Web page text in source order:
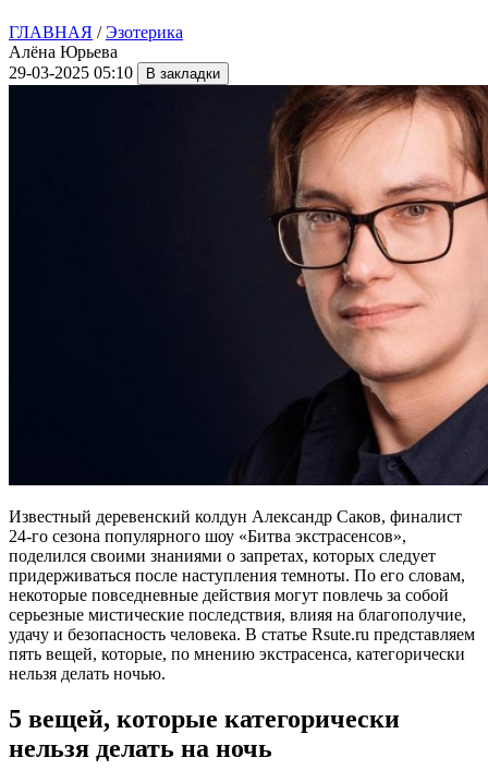
ГЛАВНАЯ /Эзотерика
Алёна Юрьева
29-03-2025 05:10
Известный деревенский колдун Александр Саков, финалист
24-го сезона популярного шоу «Битва экстрасенсов»,
поделился своими знаниями о запретах, которых следует
придерживаться после наступления темноты. По его словам,
некоторые повседневные действия могут повлечь за собой
серьезные мистические последствия, влияя на благополучие,
удачу и безопасность человека. В статье Rsute.ru представляем
пять вещей, которые, по мнению экстрасенса, категорически
нельзя делать ночью.
5 вещей, которые категорически
нельзя делать на ночь